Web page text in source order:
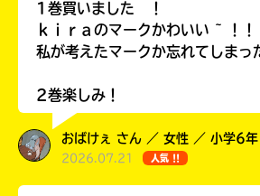
1巻買いました ！
ｋｉｒａのマークかわいい ~ ！！
私が考えたマークか忘れてしまっ
2巻楽しみ！
おばけぇ さん ／ 女性 ／ 小学6年
2026.07.21 人気 !!
エ
ラ
ー
の
も